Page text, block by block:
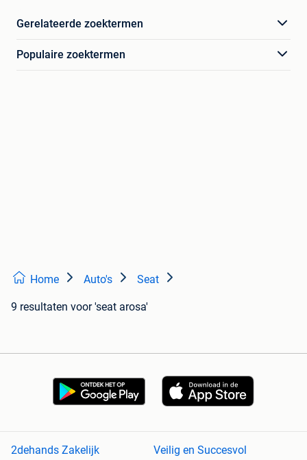
Gerelateerde zoektermen
Populaire zoektermen
Home Auto's Seat
9 resultaten voor 'seat arosa'
2dehands Zakelijk Veilig en Succesvol